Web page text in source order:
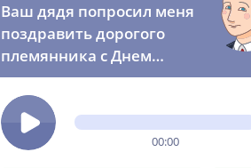
Ваш дядя попросил меня
поздравить дорогого
племянника с Днем
рождения! – аудио
поздравление Марату от
президента России
00:00